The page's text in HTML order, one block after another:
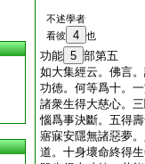
不述學者
看彼
4 也
功能 5 部第五
如大集經云。佛言
功徳。何等爲十。
諸衆生得大慈心。
惱爲事決斷。五得
寤寐安隱無諸惡夢
道。十身壞命終得